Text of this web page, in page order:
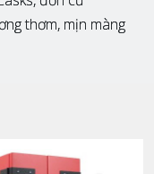
thơm, mịn màng